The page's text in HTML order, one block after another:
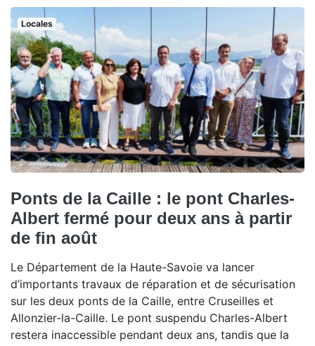
Locales
Ponts de la Caille : le pont Charles-
Albert fermé pour deux ans à partir
de fin août
Le Département de la Haute-Savoie va lancer
d’importants travaux de réparation et de sécurisation
sur les deux ponts de la Caille, entre Cruseilles et
Allonzier-la-Caille. Le pont suspendu Charles-Albert
restera inaccessible pendant deux ans, tandis que la